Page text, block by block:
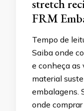
stretch
FRM
Tempo de
Saiba onde
e conheça as
material
embalagens.
onde